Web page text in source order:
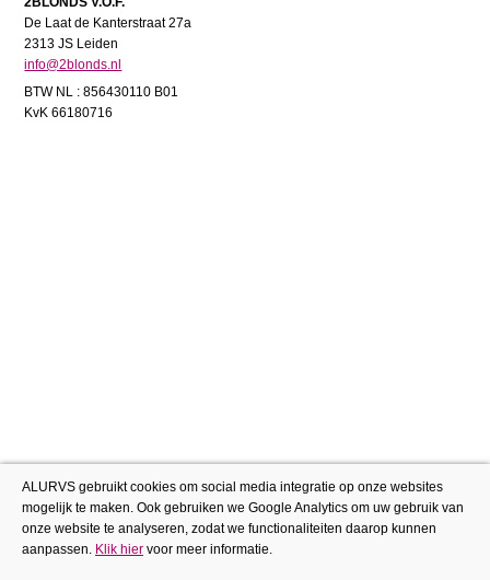
De Laat de Kanterstraat 27a
2313 JS Leiden
info@2blonds.nl
BTW NL : 856430110 B01
KvK 66180716
ALURVS gebruikt cookies om social media integratie op onze websites
mogelijk te maken. Ook gebruiken we Google Analytics om uw gebruik van
onze website te analyseren, zodat we functionaliteiten daarop kunnen
aanpassen. Klik hier voor meer informatie.